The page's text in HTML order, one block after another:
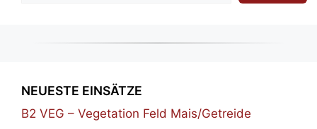
NEUESTE EINSÄTZE
B2 VEG – Vegetation Feld Mais/Getreide